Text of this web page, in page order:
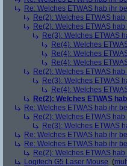
Re: Welches ETWAS hab ihr
Re(2): Welches ETWAS
Re(2): Welches ETWAS
Re(3): Welches ETWAS
Re(4): Welches
Re(4): Welches
Re(4): Welches
Re(2): Welches ETWAS
Re(3): Welches ETWAS
Re(4): Welches
Re(2): Welches ETWAS
Re: Welches ETWAS hab ihr
Re(2): Welches ETWAS
Re(3): Welches ETWAS
Re: Welches ETWAS hab ihr
Re: Welches ETWAS hab ihr
Re(2): Welches ETWAS
Logitech G5 Laser Mouse (